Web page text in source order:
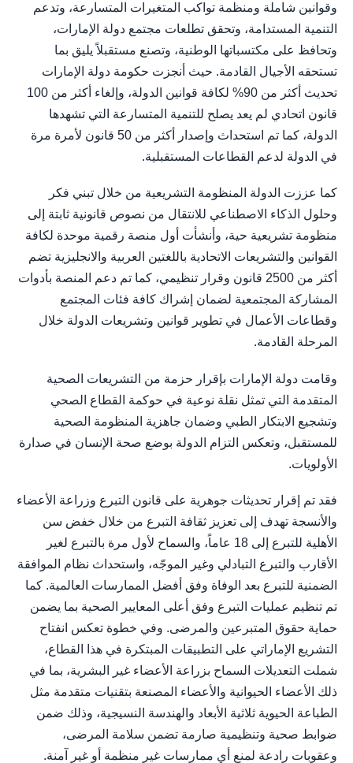
وقوانين شاملة ومنظمة تواكب المتغيرات المتسارعة، وتدعم
التنمية المستدامة، وتحقق تطلعات مجتمع دولة الإمارات،
وتحافظ على مكتسباتها الوطنية، وتصنع مستقبلاً يليق بما
تستحقه الأجيال القادمة. حيث أنجزت حكومة دولة الإمارات
تحديث أكثر من 90% لكافة قوانين الدولة، وإلغاء أكثر من 100
قانون اتحادي لم يعد يصلح للتنمية المتسارعة التي تشهدها
الدولة، كما تم استحداث وإصدار أكثر من 50 قانون لأمرة مرة
في الدولة لدعم القطاعات المستقبلية.
كما عززت الدولة المنظومة التشريعية من خلال تبني فكر
وحلول الذكاء الاصطناعي للانتقال من نصوص قانونية ثابتة إلى
منظومة تشريعية حية، وأنشأت أول منصة رقمية موحدة لكافة
القوانين والتشريعات الاتحادية باللغتين العربية والانجليزية تضم
أكثر من 2500 قانون وقرار تنظيمي، كما تم دعم المنصة بأدوات
المشاركة المجتمعية لضمان إشراك كافة فئات المجتمع
وقطاعات الأعمال في تطوير قوانين وتشريعات الدولة خلال
المرحلة القادمة.
وقامت دولة الإمارات بإقرار حزمة من التشريعات الصحية
المتقدمة التي تمثل نقلة نوعية في حوكمة القطاع الصحي
وتشجيع الابتكار الطبي وضمان جاهزية المنظومة الصحية
للمستقبل، وتعكس التزام الدولة بوضع صحة الإنسان في صدارة
الأولويات.
فقد تم إقرار تحديثات جوهرية على قانون التبرع وزراعة الأعضاء
والأنسجة تهدف إلى تعزيز ثقافة التبرع من خلال خفض سن
الأهلية للتبرع إلى 18 عاماً، والسماح لأول مرة بالتبرع لغير
الأقارب والتبرع التبادلي وغير الموجّه، واستحداث نظام الموافقة
الضمنية للتبرع بعد الوفاة وفق أفضل الممارسات العالمية. كما
تم تنظيم عمليات التبرع وفق أعلى المعايير الصحية بما يضمن
حماية حقوق المتبرعين والمرضى. وفي خطوة تعكس انفتاح
التشريع الإماراتي على التطبيقات المبتكرة في هذا القطاع،
شملت التعديلات السماح بزراعة الأعضاء غير البشرية، بما في
ذلك الأعضاء الحيوانية والأعضاء المصنعة بتقنيات متقدمة مثل
الطباعة الحيوية ثلاثية الأبعاد والهندسة النسيجية، وذلك ضمن
ضوابط صحية وتنظيمية صارمة تضمن سلامة المرضى،
وعقوبات رادعة لمنع أي ممارسات غير منظمة أو غير آمنة.